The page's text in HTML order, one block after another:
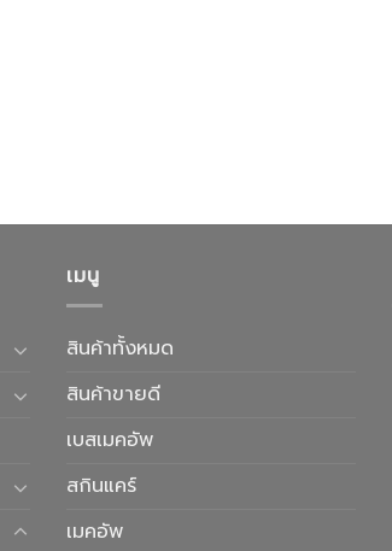
เมนู
สินค้าทั้งหมด
สินค้าขายดี
เบสเมคอัพ
สกินแคร์
เมคอัพ